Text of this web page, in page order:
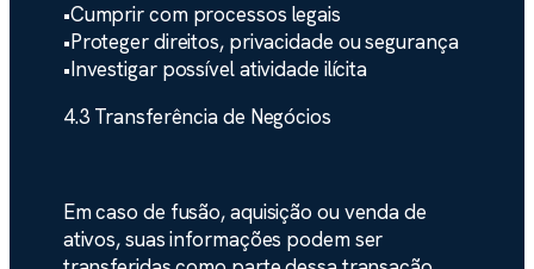
•Cumprir com processos legais
•Proteger direitos, privacidade ou segurança
•Investigar possível atividade ilícita
4.3 Transferência de Negócios
Em caso de fusão, aquisição ou venda de
ativos, suas informações podem ser